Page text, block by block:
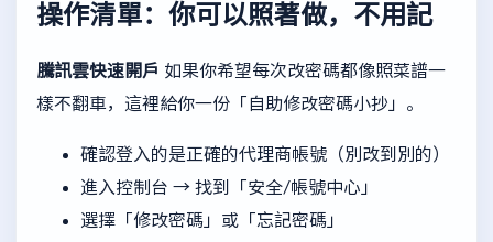
操作清單：你可以照著做，不用記
騰訊雲快速開戶 如果你希望每次改密碼都像照菜譜一
樣不翻車，這裡給你一份「自助修改密碼小抄」。
確認登入的是正確的代理商帳號（別改到別的）
進入控制台 → 找到「安全/帳號中心」
選擇「修改密碼」或「忘記密碼」